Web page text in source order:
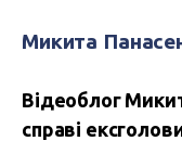
Микита
Відеоблог
справі